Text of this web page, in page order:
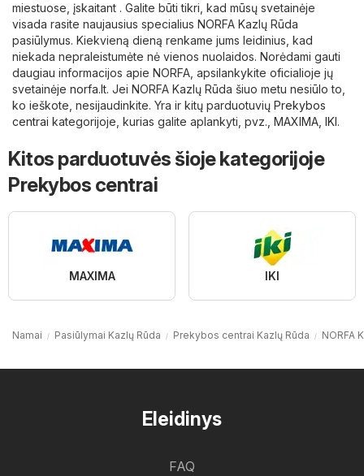
miestuose, įskaitant . Galite būti tikri, kad mūsų svetainėje
visada rasite naujausius specialius NORFA Kazlų Rūda
pasiūlymus. Kiekvieną dieną renkame jums leidinius, kad
niekada nepraleistumėte nė vienos nuolaidos. Norėdami gauti
daugiau informacijos apie NORFA, apsilankykite oficialioje jų
svetainėje norfa.lt. Jei NORFA Kazlų Rūda šiuo metu nesiūlo to,
ko ieškote, nesijaudinkite. Yra ir kitų parduotuvių Prekybos
centrai kategorijoje, kurias galite aplankyti, pvz., MAXIMA IKI.
Kitos parduotuvės šioje kategorijoje
Prekybos centrai
MAXIMA IKI
Namai Pasiūlymai Kazlų Rūda Prekybos centrai Kazlų Rūda NORFA
Eleidinys
FAQ